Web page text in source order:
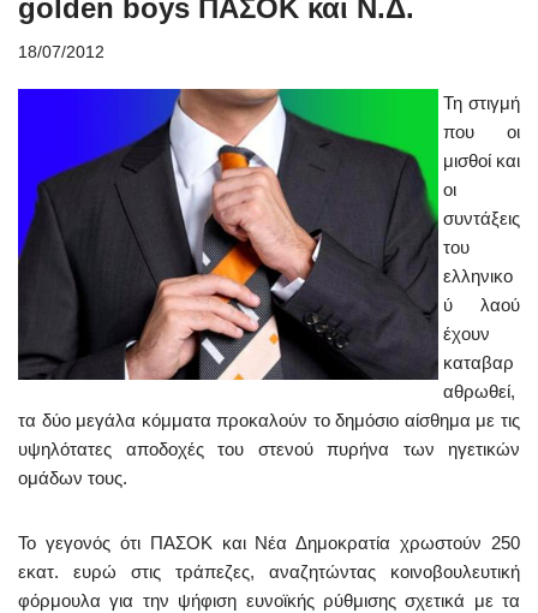
golden boys ΠΑΣΟΚ και Ν.Δ.
18/07/2012
Τη στιγμή
που οι
μισθοί και
οι
συντάξεις
του
ελληνικο
ύ λαού
έχουν
καταβαρ
αθρωθεί,
τα δύο μεγάλα κόμματα προκαλούν το δημόσιο αίσθημα με τις
υψηλότατες αποδοχές του στενού πυρήνα των ηγετικών
ομάδων τους.
Το γεγονός ότι ΠΑΣΟΚ και Νέα Δημοκρατία χρωστούν 250
εκατ. ευρώ στις τράπεζες, αναζητώντας κοινοβουλευτική
φόρμουλα για την ψήφιση ευνοϊκής ρύθμισης σχετικά με τα